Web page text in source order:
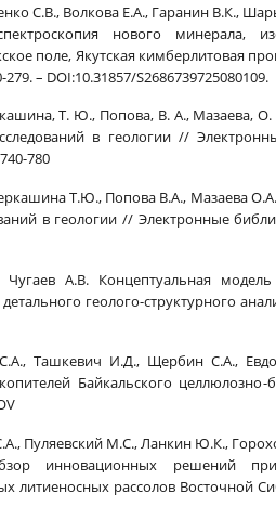
С.В., Волкова Е.А., Гаранин В.К.,
нового минерала,
поле, Якутская кимберлитовая
– DOI:10.31857/S2686739725080109.
Т. Ю., Попова, В. А., Мазаева, О.
в геологии //
780
Т.Ю., Попова В.А., Мазаева
в геологии // Электронные
А.В. Концептуальная
геолого-структурного
Ташкевич И.Д., Щербин С.А.,
Байкальского
Пуляевский М.С., Ланкин Ю.К.,
инновационных решений при
литиеносных рассолов Восточной